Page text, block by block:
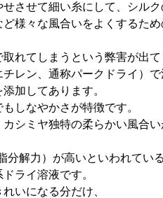
させて細い糸にして、シル
様々な風合いをよくするため
れてしまうという弊害が出て
レン、通称パークドライ）
加してあります。
しなやかさが特徴です。
シミヤ独特の柔らかい風合い
分解力）が高いといわれてい
ライ溶液です。
いになる分だけ、